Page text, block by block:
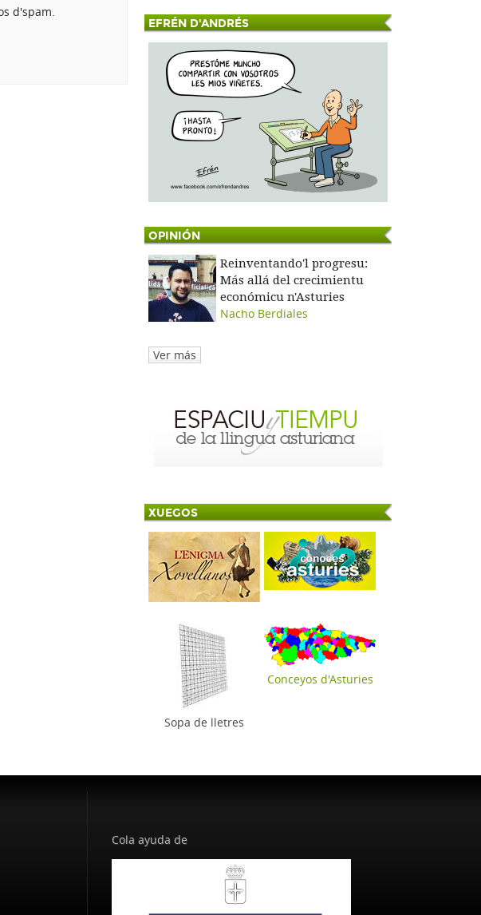
d'spam.
EFRÉN D'ANDRÉS
OPINIÓN
Reinventando'l progresu:
Más allá del crecimientu
económicu n'Asturies
Nacho Berdiales
Ver más
XUEGOS
Sopa de lletres
Conceyos d'Asturies
Cola ayuda de